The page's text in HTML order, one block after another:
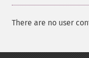
There are no user